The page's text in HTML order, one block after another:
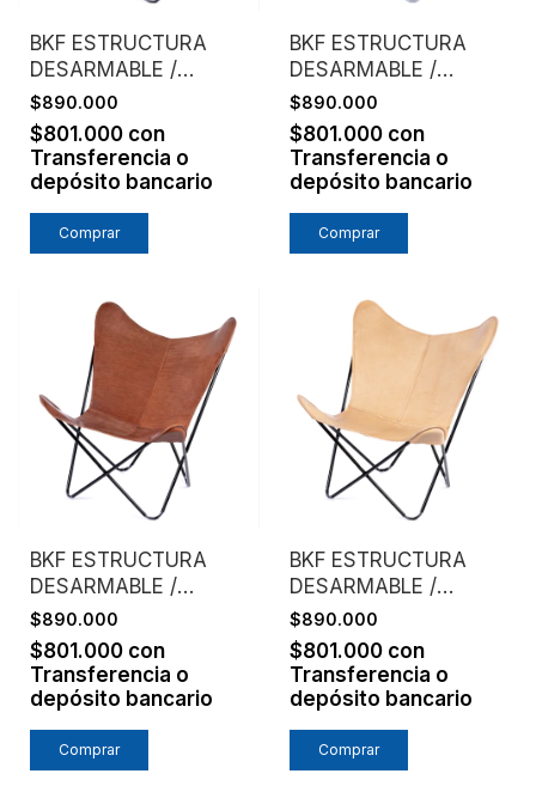
BKF ESTRUCTURA
DESARMABLE /
ASIENTO CUERO CON
PELO / BLANCO Y
NEGRO
$890.000
$801.000 con
Transferencia o
depósito bancario
BKF ESTRUCTURA
DESARMABLE /
ASIENTO CUERO CON
PELO / MARRON Y
BLANCO
$890.000
$801.000 con
Transferencia o
depósito bancario
BKF ESTRUCTURA
DESARMABLE /
ASIENTO CUERO
VAQUETA / SUELA
$890.000
$801.000 con
Transferencia o
depósito bancario
BKF ESTRUCTURA
DESARMABLE /
ASIENTO CUERO
VAQUETA / NATURAL
$890.000
$801.000 con
Transferencia o
depósito bancario